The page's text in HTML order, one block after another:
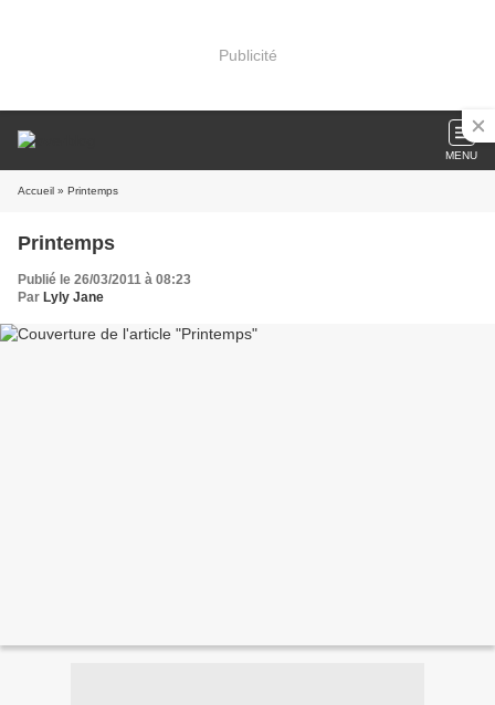
Publicité
MENU
Accueil » Printemps
Printemps
Publié le 26/03/2011 à 08:23
Par Lyly Jane